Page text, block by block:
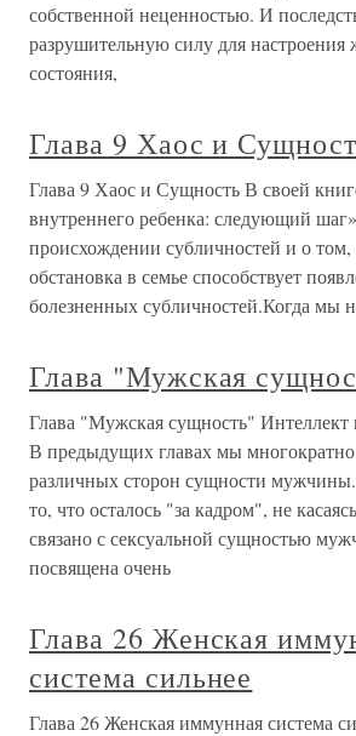
собственной неценностью. И
разрушительную силу для
состояния,
Глава 9 Хаос и
Глава 9 Хаос и Сущность В своей
внутреннего ребенка: следующий
происхождении субличностей и о том,
обстановка в семье способствует
болезненных субличностей.Когда мы
Глава "Мужская
Глава "Мужская сущность" Интеллект
В предыдущих главах мы многократно
различных сторон сущности
то, что осталось "за кадром", не
связано с сексуальной сущностью
посвящена очень
Глава 26 Женская
система сильнее
Глава 26 Женская иммунная система